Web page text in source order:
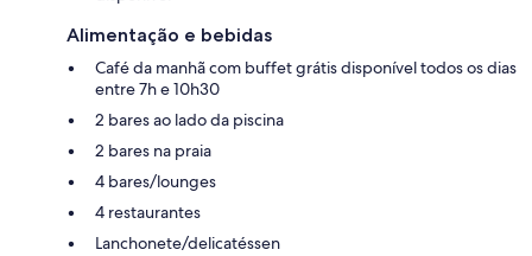
Alimentação e bebidas
Café da manhã com buffet grátis disponível todos os dias
entre 7h e 10h30
2 bares ao lado da piscina
2 bares na praia
4 bares/lounges
4 restaurantes
Lanchonete/delicatéssen